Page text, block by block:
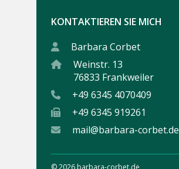
KONTAKTIEREN SIE MICH
Barbara Corbet
Weinstr. 13
76833 Frankweiler
+49 6345 4070409
+49 6345 919261
mail@barbara-corbet.de
© 2026 barbara-corbet.de